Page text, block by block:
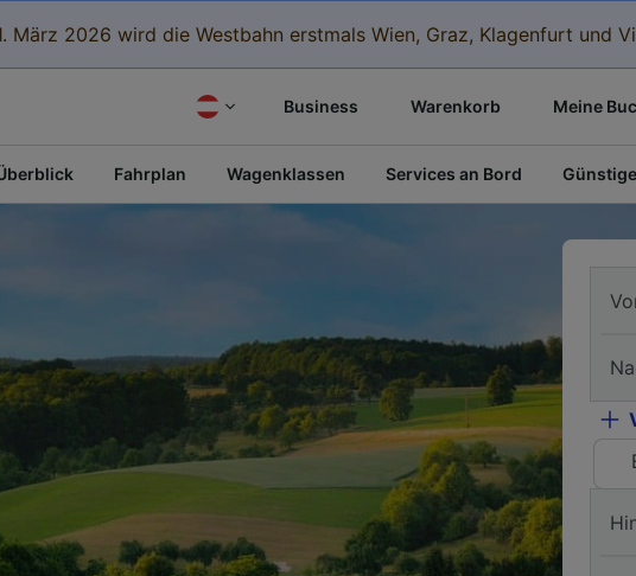
März 2026 wird die Westbahn erstmals Wien, Graz, Klagenfurt und
Business Warenkorb Meine
Fahrplan Wagenklassen Services an Bord